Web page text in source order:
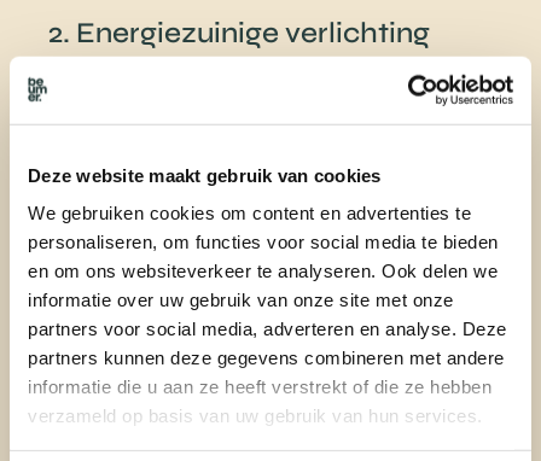
Deze website maakt gebruik van cookies
We gebruiken cookies om content en advertenties te
personaliseren, om functies voor social media te bieden
en om ons websiteverkeer te analyseren. Ook delen we
informatie over uw gebruik van onze site met onze
partners voor social media, adverteren en analyse. Deze
partners kunnen deze gegevens combineren met andere
informatie die u aan ze heeft verstrekt of die ze hebben
verzameld op basis van uw gebruik van hun services.
2. Energiezuinige verlichting
Met de kortere dagen, brandt de verlichting vaker in je
woning. Energiezuinige LED-lampen verbruiken veel minder
gloeilampen door LED-lampen.
3. Slim gebruik van de
thermostaat
Een slimme of een programmeerbare thermostaat helpt je
om de temperatuur in huis efficiënt te regelen. Zet de
thermostaat ‘s nachts en wanneer je niet thuis bent een